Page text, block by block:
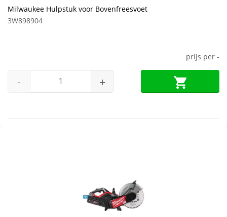
Milwaukee Hulpstuk voor Bovenfreesvoet
3W898904
prijs per -
- +